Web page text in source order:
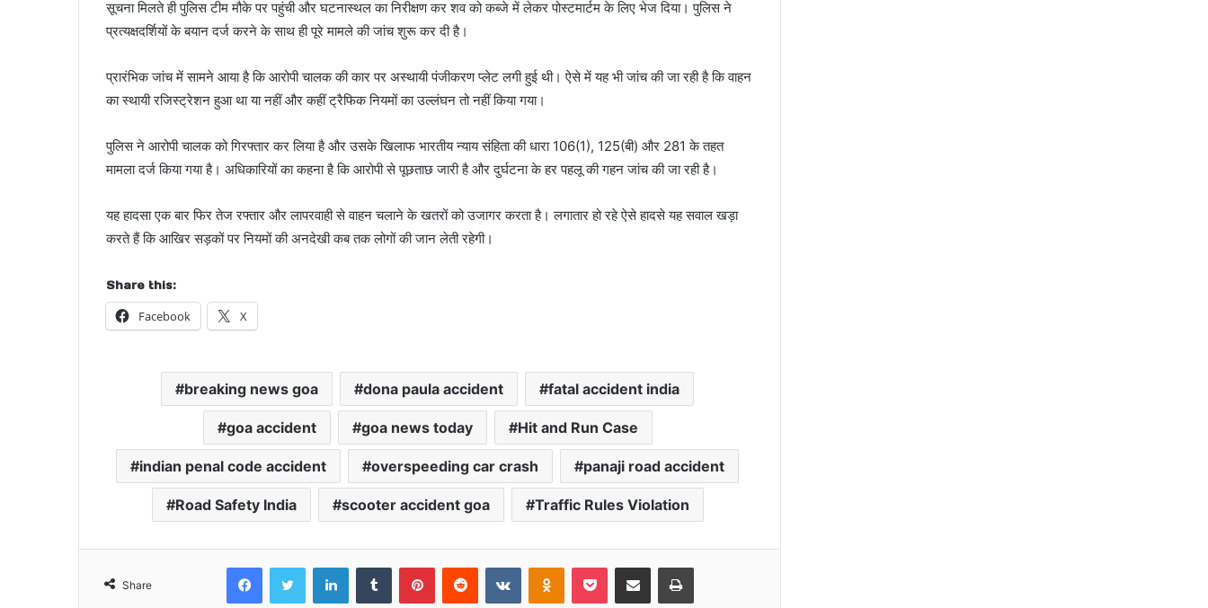
सूचना मिलते ही पुलिस टीम मौके पर पहुंची और घटनास्थल का निरीक्षण कर शव को कब्जे में लेकर पोस्टमार्टम के लिए भेज दिया। पुलिस ने
प्रत्यक्षदर्शियों के बयान दर्ज करने के साथ ही पूरे मामले की जांच शुरू कर दी है।
प्रारंभिक जांच में सामने आया है कि आरोपी चालक की कार पर अस्थायी पंजीकरण प्लेट लगी हुई थी। ऐसे में यह भी जांच की जा रही है कि वाहन
का स्थायी रजिस्ट्रेशन हुआ था या नहीं और कहीं ट्रैफिक नियमों का उल्लंघन तो नहीं किया गया।
पुलिस ने आरोपी चालक को गिरफ्तार कर लिया है और उसके खिलाफ भारतीय न्याय संहिता की धारा 106(1), 125(बी) और 281 के तहत
मामला दर्ज किया गया है। अधिकारियों का कहना है कि आरोपी से पूछताछ जारी है और दुर्घटना के हर पहलू की गहन जांच की जा रही है।
यह हादसा एक बार फिर तेज रफ्तार और लापरवाही से वाहन चलाने के खतरों को उजागर करता है। लगातार हो रहे ऐसे हादसे यह सवाल खड़ा
करते हैं कि आखिर सड़कों पर नियमों की अनदेखी कब तक लोगों की जान लेती रहेगी।
Share this:
Facebook X
breaking news goa dona paula accident fatal accident india
goa accident goa news today Hit and Run Case
indian penal code accident overspeeding car crash panaji road accident
Road Safety India scooter accident goa Traffic Rules Violation
Share
FacebookTwitter LinkedInTumblr PinterestReddit VKontakteOdnoklassniki
Pocket Share via Email Print